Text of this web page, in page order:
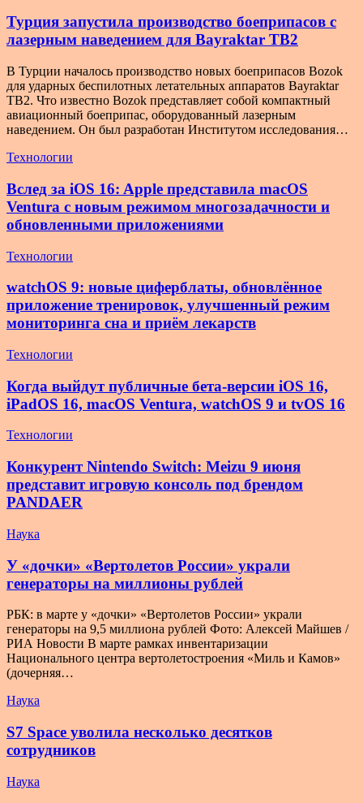
Турция запустила производство боеприпасов с
лазерным наведением для Bayraktar TB2
В Турции началось производство новых боеприпасов Bozok
для ударных беспилотных летательных аппаратов Bayraktar
TB2. Что известно Bozok представляет собой компактный
авиационный боеприпас, оборудованный лазерным
наведением. Он был разработан Институтом исследования…
Технологии
Вслед за iOS 16: Apple представила macOS
Ventura с новым режимом многозадачности и
обновленными приложениями
Технологии
watchOS 9: новые циферблаты, обновлённое
приложение тренировок, улучшенный режим
мониторинга сна и приём лекарств
Технологии
Когда выйдут публичные бета-версии iOS 16,
iPadOS 16, macOS Ventura, watchOS 9 и tvOS 16
Технологии
Конкурент Nintendo Switch: Meizu 9 июня
представит игровую консоль под брендом
PANDAER
Наука
У «дочки» «Вертолетов России» украли
генераторы на миллионы рублей
РБК: в марте у «дочки» «Вертолетов России» украли
генераторы на 9,5 миллиона рублей Фото: Алексей Майшев /
РИА Новости В марте рамках инвентаризации
Национального центра вертолетостроения «Миль и Камов»
(дочерняя…
Наука
S7 Space уволила несколько десятков
сотрудников
Наука